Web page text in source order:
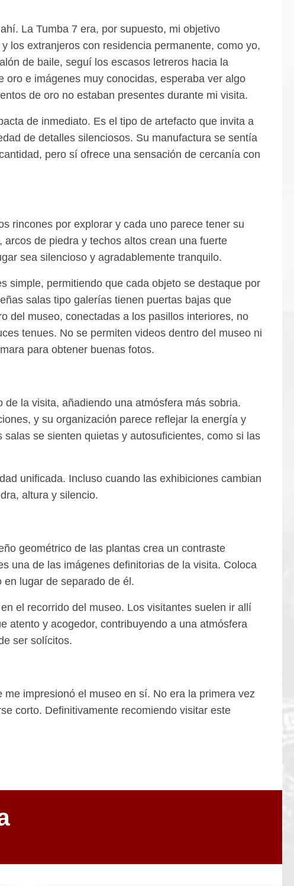
La Tumba 7 era, por supuesto, mi objetivo
los extranjeros con residencia permanente, como yo,
de baile, seguí los escasos letreros hacia la
e imágenes muy conocidas, esperaba ver algo
de oro no estaban presentes durante mi visita.
de inmediato. Es el tipo de artefacto que invita a
de detalles silenciosos. Su manufactura se sentía
pero sí ofrece una sensación de cercanía con
rincones por explorar y cada uno parece tener su
de piedra y techos altos crean una fuerte
sea silencioso y agradablemente tranquilo.
simple, permitiendo que cada objeto se destaque por
salas tipo galerías tienen puertas bajas que
del museo, conectadas a los pasillos interiores, no
tenues. No se permiten videos dentro del museo ni
para obtener buenas fotos.
la visita, añadiendo una atmósfera más sobria.
y su organización parece reflejar la energía y
se sienten quietas y autosuficientes, como si las
unificada. Incluso cuando las exhibiciones cambian
altura y silencio.
geométrico de las plantas crea un contraste
una de las imágenes definitorias de la visita. Coloca
lugar de separado de él.
el recorrido del museo. Los visitantes suelen ir allí
atento y acogedor, contribuyendo a una atmósfera
ser solícitos.
impresionó el museo en sí. No era la primera vez
corto. Definitivamente recomiendo visitar este